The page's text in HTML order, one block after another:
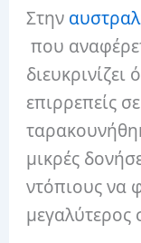
Στην
που
διευκρινίζει
επιρρεπείς
μικρές
ντόπιους να
μεγαλύτερος